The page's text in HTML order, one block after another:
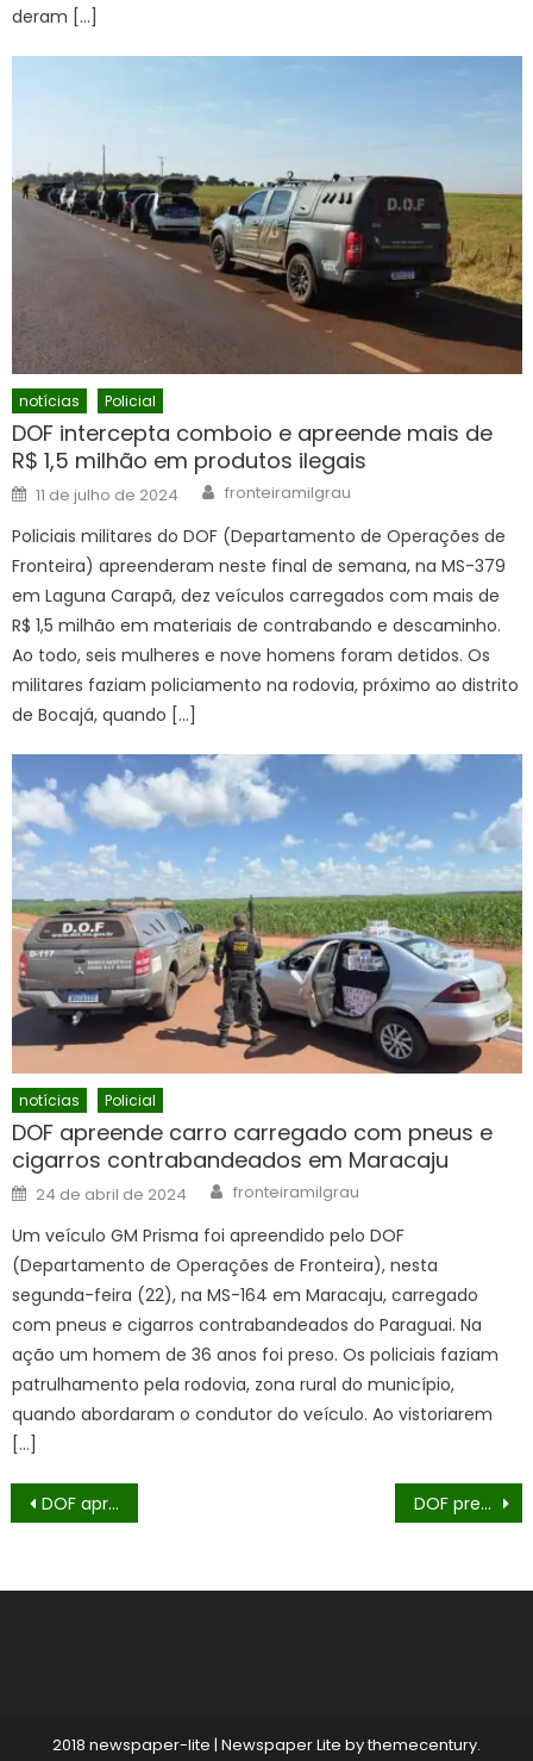
deram […]
notícias Policial
DOF intercepta comboio e apreende mais de
R$ 1,5 milhão em produtos ilegais
Posted
on
11 de julho de 2024 Author
fronteiramilgrau
Policiais militares do DOF (Departamento de Operações de
Fronteira) apreenderam neste final de semana, na MS-379
em Laguna Carapã, dez veículos carregados com mais de
R$ 1,5 milhão em materiais de contrabando e descaminho.
Ao todo, seis mulheres e nove homens foram detidos. Os
militares faziam policiamento na rodovia, próximo ao distrito
de Bocajá, quando […]
notícias Policial
DOF apreende carro carregado com pneus e
cigarros contrabandeados em Maracaju
Posted
on
24 de abril de 2024 Author
fronteiramilgrau
Um veículo GM Prisma foi apreendido pelo DOF
(Departamento de Operações de Fronteira), nesta
segunda-feira (22), na MS-164 em Maracaju, carregado
com pneus e cigarros contrabandeados do Paraguai. Na
ação um homem de 36 anos foi preso. Os policiais faziam
patrulhamento pela rodovia, zona rural do município,
quando abordaram o condutor do veículo. Ao vistoriarem
[…]
Navegação
Post
DOF apreende carreta com 35 mil pacotes de cigarros contrabandeados em Fátima do Sul DOF prende dupla com cigarros contrabandeados e eletrônicos em Dourados
2018 newspaper-lite | Newspaper Lite bythemecentury.